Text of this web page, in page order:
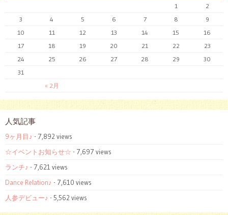
« 2月
1
2
3
4 5 6 7 8
9
10
11 12 13 14 15
16
17
18 19 20 21 22
23
24
25 26 27 28 29
30
31
人気記事
9ヶ月目♪ - 7,892 views
☆イベントお知らせ☆ - 7,697 views
ランチ♪ - 7,621 views
Dance Relation♪ - 7,610 views
人参デビュー♪ - 5,562 views